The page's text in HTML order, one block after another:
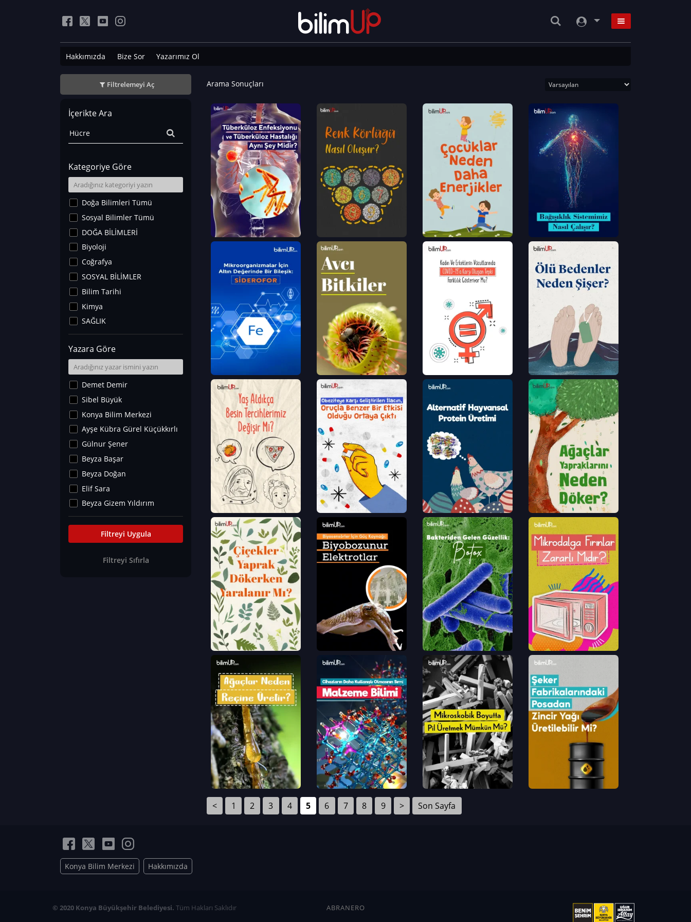
Hakkımızda Bize Sor Yazarımız Ol
Filtrelemeyi Aç
İçerikte Ara
Kategoriye Göre
Doğa Bilimleri Tümü
Sosyal Bilimler Tümü
DOĞA BİLİMLERİ
Biyoloji
Coğrafya
SOSYAL BİLİMLER
Bilim Tarihi
Kimya
SAĞLIK
Sanat Tarihi
Fizik
Yer Bilimleri
Astronomi ve Uzay
Noroloji
Matematik
Teknoloji
İklim Değişikliği
Arkeoloji
Kültür&Sanat
Yaşam Tavsiyeleri
Merakoloji
Eğitim Bilimleri
Yazara Göre
Demet Demir
Sibel Büyük
Konya Bilim Merkezi
Ayşe Kübra Gürel Küçükkırlı
Gülnur Şener
Beyza Başar
Beyza Doğan
Elif Sara
Beyza Gizem Yıldırım
İlknur İyigökler
Büşra Elif Kıvrak
Can TORUN
Filtreyi Uygula
Filtreyi Sıfırla
Arama Sonuçları
< 1 2 3 4 5 6 7 8 9 > Son Sayfa
Konya Bilim Merkezi Hakkımızda
© 2020 Konya Büyükşehir Belediyesi. Tüm Hakları Saklıdır ABRANERO